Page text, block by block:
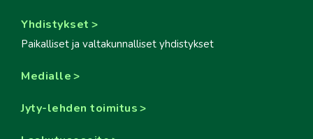
Yhdistykset
Paikalliset ja valtakunnalliset yhdistykset
Medialle
Jyty-lehden toimitus